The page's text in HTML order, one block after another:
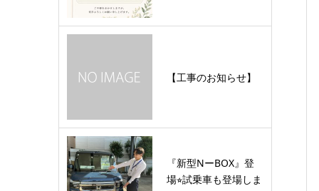
【工事のお知らせ】
『新型NーBOX』登
場⭐︎試乗車も登場しま